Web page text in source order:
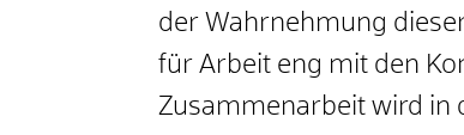
der Wahrnehmung
für Arbeit eng mit den
Zusammenarbeit wird in